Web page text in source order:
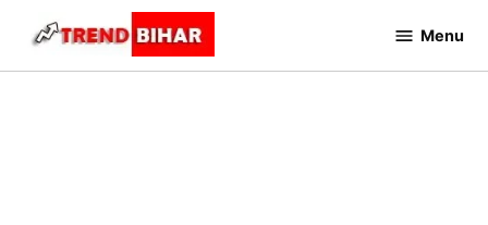
content
Bihar
Menu